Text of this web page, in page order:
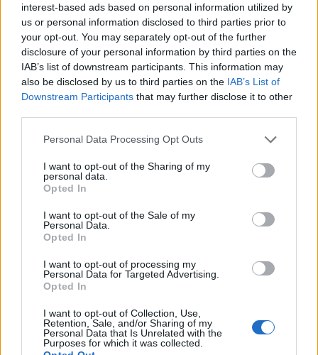
interest-based ads based on personal information utilized by
us or personal information disclosed to third parties prior to
your opt-out. You may separately opt-out of the further
disclosure of your personal information by third parties on the
IAB’s list of downstream participants. This information may
also be disclosed by us to third parties on the IAB’s List of
Downstream Participants that may further disclose it to other
Personal Data Processing Opt Outs
I want to opt-out of the Sharing of my
personal data.
Opted In
I want to opt-out of the Sale of my
Personal Data.
Opted In
I want to opt-out of processing my
Personal Data for Targeted Advertising.
Opted In
I want to opt-out of Collection, Use,
Retention, Sale, and/or Sharing of my
Personal Data that Is Unrelated with the
Purposes for which it was collected.
2026. augusztus 08., szombat
Románia irányából érkező ukrán
csalidrón robbant fel Bulgáriában –
frissítve